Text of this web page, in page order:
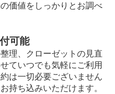
価値をしっかりとお調べ
可能
理、クローゼットの見直
ていつでも気軽にご利用
は一切必要ございません
持ち込みいただけます。